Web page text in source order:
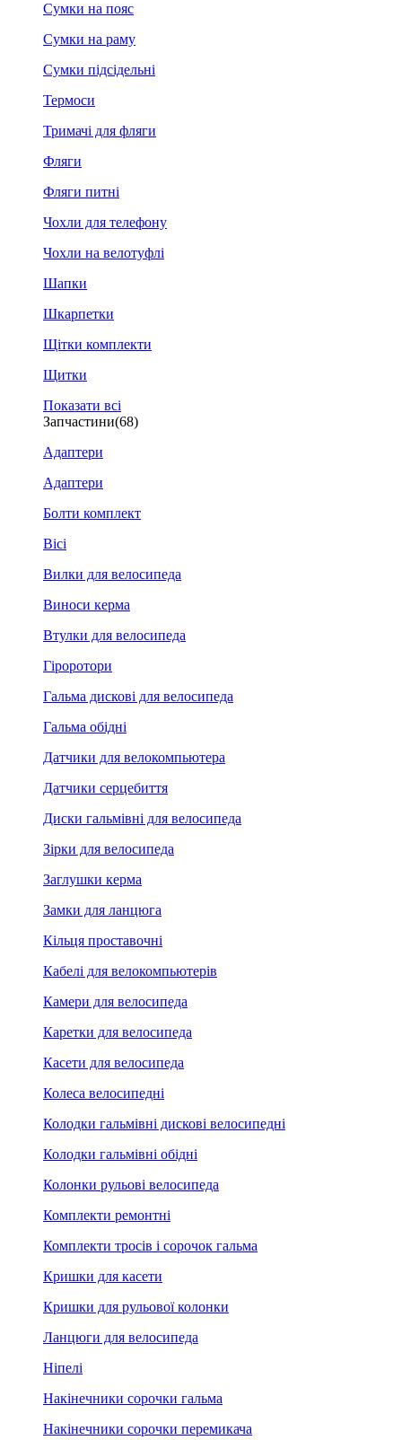
Сумки на пояс
Сумки на раму
Сумки підсідельні
Термоси
Тримачі для фляги
Фляги
Фляги питні
Чохли для телефону
Чохли на велотуфлі
Шапки
Шкарпетки
Щітки комплекти
Щитки
Показати всі
Запчастини(68)
Адаптери
Адаптери
Болти комплект
Вісі
Вилки для велосипеда
Виноси керма
Втулки для велосипеда
Гіроротори
Гальма дискові для велосипеда
Гальма обідні
Датчики для велокомпьютера
Датчики серцебиття
Диски гальмівні для велосипеда
Зірки для велосипеда
Заглушки керма
Замки для ланцюга
Кільця проставочні
Кабелі для велокомпьютерів
Камери для велосипеда
Каретки для велосипеда
Касети для велосипеда
Колеса велосипедні
Колодки гальмівні дискові велосипедні
Колодки гальмівні обідні
Колонки рульові велосипеда
Комплекти ремонтні
Комплекти тросів і сорочок гальма
Кришки для касети
Кришки для рульової колонки
Ланцюги для велосипеда
Ніпелі
Накінечники сорочки гальма
Накінечники сорочки перемикача